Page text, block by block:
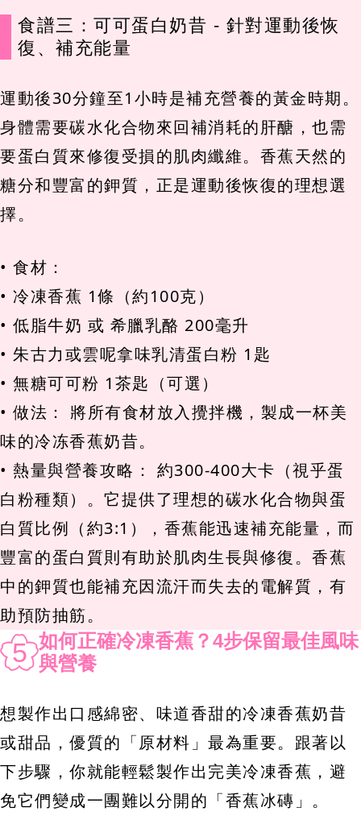
食譜三：可可蛋白奶昔 - 針對運動後恢
復、補充能量
運動後30分鐘至1小時是補充營養的黃金時期。
身體需要碳水化合物來回補消耗的肝醣，也需
要蛋白質來修復受損的肌肉纖維。香蕉天然的
糖分和豐富的鉀質，正是運動後恢復的理想選
擇。
• 食材：
• 冷凍香蕉 1條（約100克）
• 低脂牛奶 或 希臘乳酪 200毫升
• 朱古力或雲呢拿味乳清蛋白粉 1匙
• 無糖可可粉 1茶匙（可選）
• 做法： 將所有食材放入攪拌機，製成一杯美
味的冷冻香蕉奶昔。
• 熱量與營養攻略： 約300-400大卡（視乎蛋
白粉種類）。它提供了理想的碳水化合物與蛋
白質比例（約3:1），香蕉能迅速補充能量，而
豐富的蛋白質則有助於肌肉生長與修復。香蕉
中的鉀質也能補充因流汗而失去的電解質，有
助預防抽筋。
5 如何正確冷凍香蕉？4步保留最佳風味
與營養
想製作出口感綿密、味道香甜的冷凍香蕉奶昔
或甜品，優質的「原材料」最為重要。跟著以
下步驟，你就能輕鬆製作出完美冷凍香蕉，避
免它們變成一團難以分開的「香蕉冰磚」。